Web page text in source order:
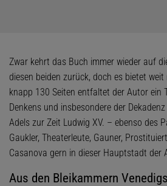
Zwar kehrt das Buch immer wieder auf
diesen beiden zurück, doch es bietet
knapp 130 Seiten entfaltet der Autor ein
Denkens und insbesondere der
Adels zur Zeit Ludwig XV. – ebenso des
Gaukler, Theaterleute, Gauner,
Casanova gern in dieser Hauptstadt der
Aus den Bleikammern